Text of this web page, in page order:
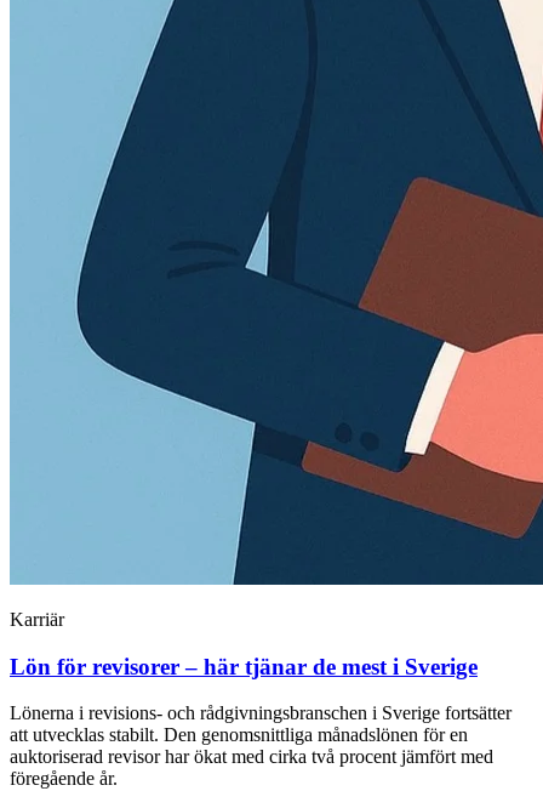
Karriär
Lön för revisorer – här tjänar de mest i Sverige
Lönerna i revisions- och rådgivningsbranschen i Sverige fortsätter
att utvecklas stabilt. Den genomsnittliga månadslönen för en
auktoriserad revisor har ökat med cirka två procent jämfört med
föregående år.